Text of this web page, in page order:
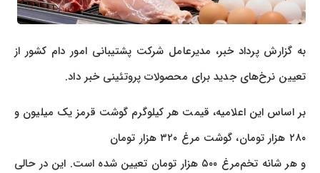
به گزارش پرداد خبر، مدیرعامل شرکت پشتیبانی امور دام کشور از
تعیین نرخ‌های جدید برای محصولات پروتئینی خبر داد.
بر اساس این اعلامیه، قیمت هر کیلوگرم گوشت قرمز یک میلیون و
۲۸۰ هزار تومان، گوشت مرغ ۳۲۰ هزار تومان
و هر شانه تخم‌مرغ ۵۰۰ هزار تومان تعیین شده است. این در حالی